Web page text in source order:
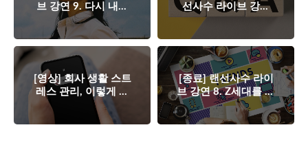
브 강연 9. 다시 내일
을 기대하는 법
선사수 라이브 강연
'Z세대를 중심으로 보
는 2023 트렌드 이슈'
[영상] 회사 생활 스트
레스 관리, 이렇게 해
보세요! - 신재현 랜선
[종료] 랜선사수 라이
브 강연 8. Z세대를 중
심으로 보는 2023 트
렌드 이슈